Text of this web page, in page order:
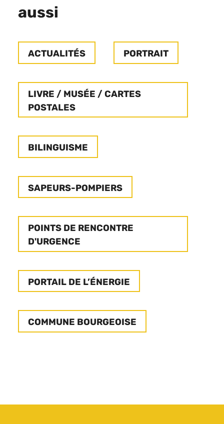
aussi
ACTUALITÉS PORTRAIT
LIVRE / MUSÉE / CARTES
POSTALES
BILINGUISME
SAPEURS-POMPIERS
POINTS DE RENCONTRE
D'URGENCE
PORTAIL DE L’ÉNERGIE
COMMUNE BOURGEOISE